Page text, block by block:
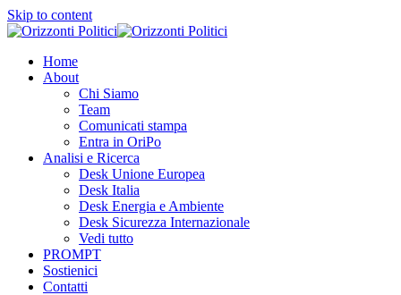
Skip to content
Home
About
Chi Siamo
Team
Comunicati stampa
Entra in OriPo
Analisi e Ricerca
Desk Unione Europea
Desk Italia
Desk Energia e Ambiente
Desk Sicurezza Internazionale
Vedi tutto
PROMPT
Sostienici
Contatti